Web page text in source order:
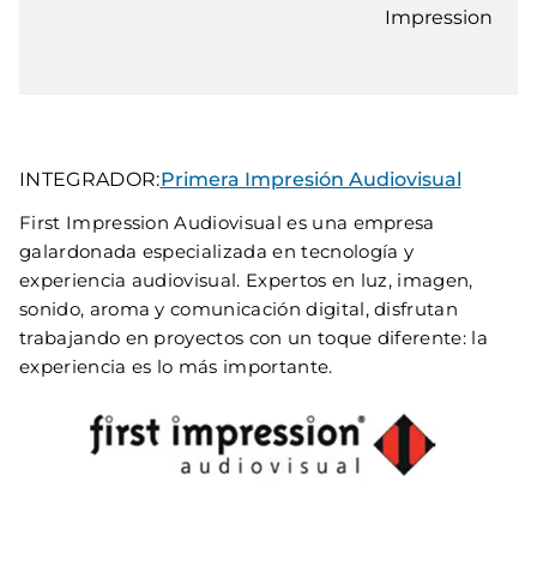
Impression
INTEGRADOR:Primera Impresión Audiovisual
First Impression Audiovisual es una empresa
galardonada especializada en tecnología y
experiencia audiovisual. Expertos en luz, imagen,
sonido, aroma y comunicación digital, disfrutan
trabajando en proyectos con un toque diferente: la
experiencia es lo más importante.